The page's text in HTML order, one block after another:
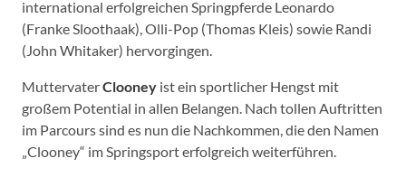
international erfolgreichen Springpferde Leonardo
(Franke Sloothaak), Olli-Pop (Thomas Kleis) sowie Randi
(John Whitaker) hervorgingen.
MuttervaterClooney ist ein sportlicher Hengst mit
großem Potential in allen Belangen. Nach tollen Auftritten
im Parcours sind es nun die Nachkommen, die den Namen
„Clooney“ im Springsport erfolgreich weiterführen.